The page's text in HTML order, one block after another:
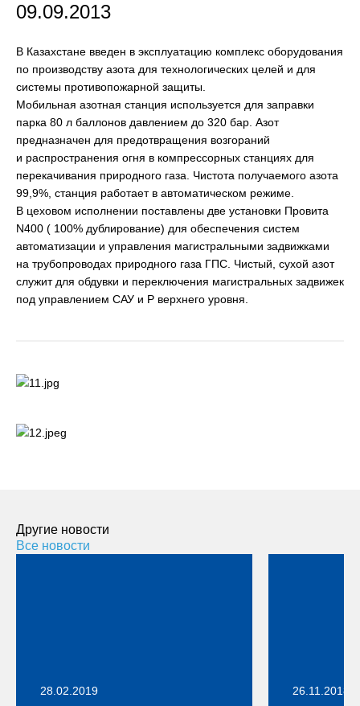
09.09.2013
В Казахстане введен в эксплуатацию комплекс оборудования
по производству азота для технологических целей и для
системы противопожарной защиты.
Мобильная азотная станция используется для заправки
парка 80 л баллонов давлением до 320 бар. Азот
предназначен для предотвращения возгораний
и распространения огня в компрессорных станциях для
перекачивания природного газа. Чистота получаемого азота
99,9%, станция работает в автоматическом режиме.
В цеховом исполнении поставлены две установки Провита
N400 ( 100% дублирование) для обеспечения систем
автоматизации и управления магистральными задвижками
на трубопроводах природного газа ГПС. Чистый, сухой азот
служит для обдувки и переключения магистральных задвижек
под управлением САУ и Р верхнего уровня.
Другие новости
Все новости
28.02.2019 26.11.2018